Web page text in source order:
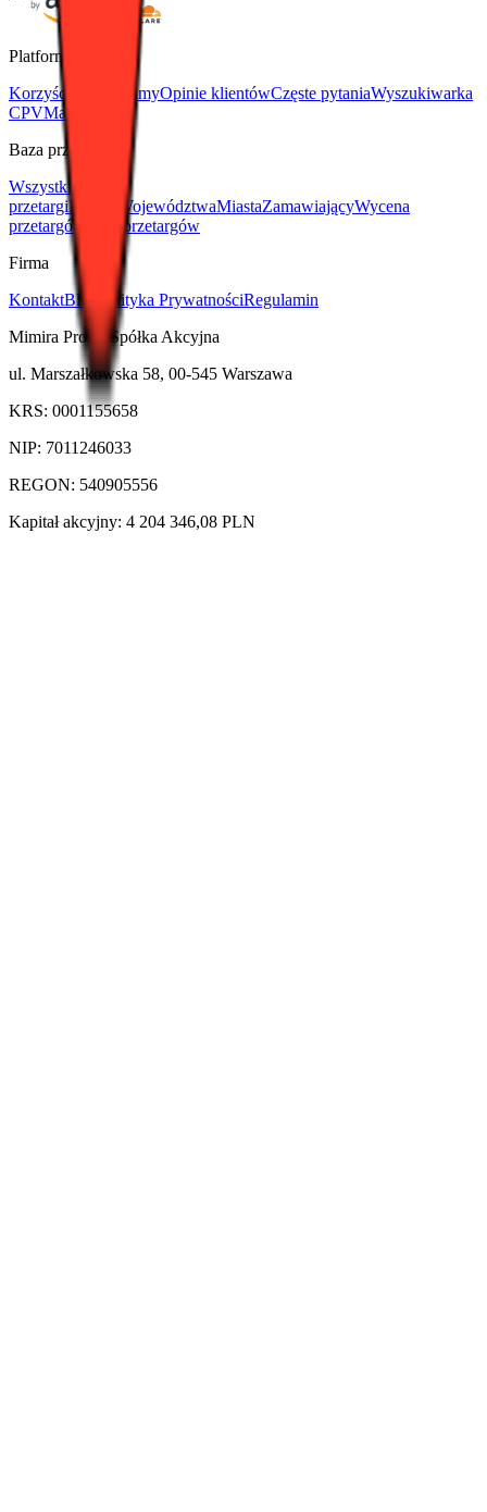
Platforma
Korzyści
Jak działamyOpinie klientówCzęste pytaniaWyszukiwarka
CPVMateriały
Baza przetargów
Wszystkie
przetargiBranże WojewództwaMiastaZamawiającyWycena
przetargów
Wiki przetargów
Firma
KontaktBlog Polityka PrywatnościRegulamin
Mimira Prosta Spółka Akcyjna
ul. Marszałkowska 58, 00-545 Warszawa
KRS: 0001155658
NIP: 7011246033
REGON: 540905556
Kapitał akcyjny: 4 204 346,08 PLN